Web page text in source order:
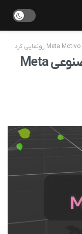
متا از ابزارهای جدید هوش مصنوعی Meta